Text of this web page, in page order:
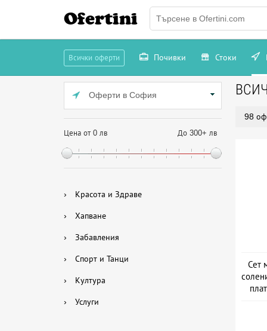
Ofertini
Всички оферти Почивки Стоки
Оферти в София
Цена от 0 лв До 300+ лв
› Красота и Здраве
› Хапване
› Забавления
› Спорт и Танци
› Култура
› Услуги
98
Сет